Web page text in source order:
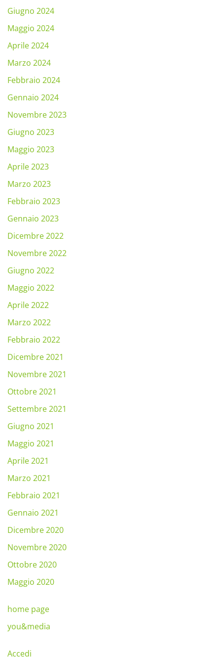
Giugno 2024
Maggio 2024
Aprile 2024
Marzo 2024
Febbraio 2024
Gennaio 2024
Novembre 2023
Giugno 2023
Maggio 2023
Aprile 2023
Marzo 2023
Febbraio 2023
Gennaio 2023
Dicembre 2022
Novembre 2022
Giugno 2022
Maggio 2022
Aprile 2022
Marzo 2022
Febbraio 2022
Dicembre 2021
Novembre 2021
Ottobre 2021
Settembre 2021
Giugno 2021
Maggio 2021
Aprile 2021
Marzo 2021
Febbraio 2021
Gennaio 2021
Dicembre 2020
Novembre 2020
Ottobre 2020
Maggio 2020
home page
you&media
Accedi